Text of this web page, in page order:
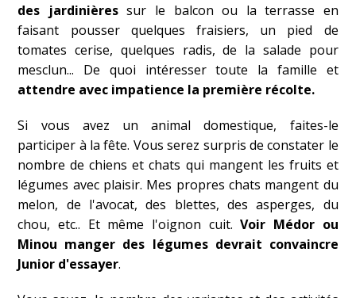
des jardinièressur le balcon ou la terrasse en
faisant pousser quelques fraisiers, un pied de
tomates cerise, quelques radis, de la salade pour
mesclun... De quoi intéresser toute la famille et
attendre avec impatience la première récolte.
Si vous avez un animal domestique, faites-le
participer à la fête. Vous serez surpris de constater le
nombre de chiens et chats qui mangent les fruits et
légumes avec plaisir. Mes propres chats mangent du
melon, de l'avocat, des blettes, des asperges, du
chou, etc.. Et même l'oignon cuit.Voir Médor ou
Minou manger des légumes devrait convaincre
Junior d'essayer.